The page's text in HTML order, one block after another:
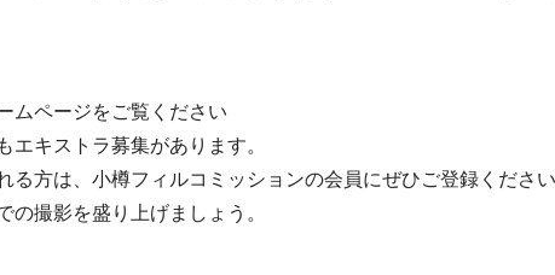
ムページをご覧ください
エキストラ募集があります。
る方は、小樽フィルコミッションの会員にぜひご登録ください
の撮影を盛り上げましょう。